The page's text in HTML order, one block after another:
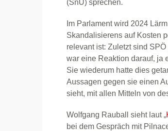
(SnU) sprechen.
Im Parlament wird 2024
Skandalisierens auf Kosten
relevant ist: Zuletzt sind
war eine Reaktion darauf, ja
Sie wiederum hatte dies
Aussagen gegen sie einen
sieht, mit allen Mitteln von
Wolfgang Rauball sieht laut „
bei dem Gespräch mit